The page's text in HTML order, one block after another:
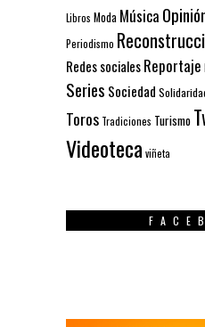
Libros Moda Música
Periodismo
Redes socialesReportaje
Series Sociedad
Toros Tradiciones Turismo
Videotecaviñeta